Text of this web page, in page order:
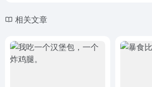
相关文章